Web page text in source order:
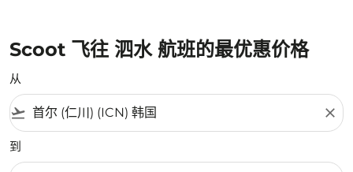
Scoot 飞往 泗水 航班的最优惠价格
从
flight_takeoff close
到